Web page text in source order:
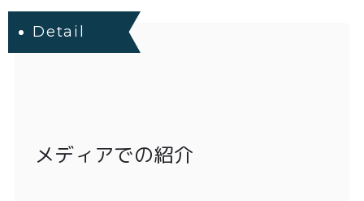
Detail
メディアでの紹介